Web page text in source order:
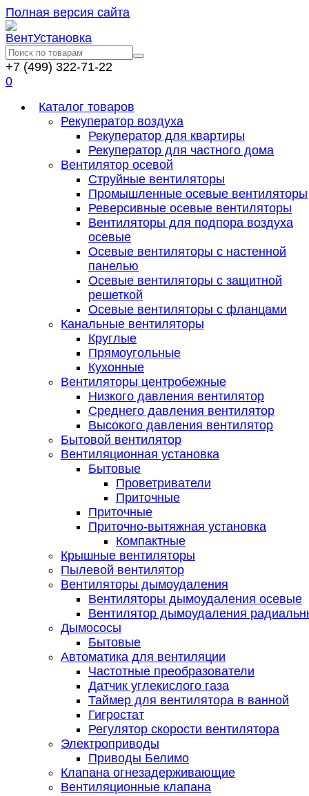
Полная версия сайта
+7 (499) 322-71-22
0
Каталог товаров
Рекуператор воздуха
Рекуператор для квартиры
Рекуператор для частного дома
Вентилятор осевой
Струйные вентиляторы
Промышленные осевые вентиляторы
Реверсивные осевые вентиляторы
Вентиляторы для подпора воздуха
осевые
Осевые вентиляторы с настенной
панелью
Осевые вентиляторы с защитной
решеткой
Осевые вентиляторы с фланцами
Канальные вентиляторы
Круглые
Прямоугольные
Кухонные
Вентиляторы центробежные
Низкого давления вентилятор
Среднего давления вентилятор
Высокого давления вентилятор
Бытовой вентилятор
Вентиляционная установка
Бытовые
Проветриватели
Приточные
Приточные
Приточно-вытяжная установка
Компактные
Крышные вентиляторы
Пылевой вентилятор
Вентиляторы дымоудаления
Вентиляторы дымоудаления осевые
Вентилятор дымоудаления
Дымососы
Бытовые
Автоматика для вентиляции
Частотные преобразователи
Датчик углекислого газа
Таймер для вентилятора в ванной
Гигростат
Регулятор скорости вентилятора
Электроприводы
Приводы Белимо
Клапана огнезадерживающие
Вентиляционные клапана